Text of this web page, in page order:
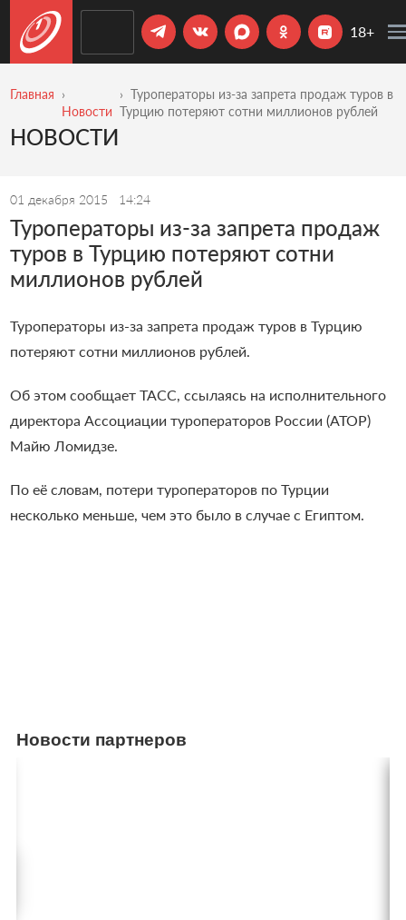
18+
Главная
Новости
Туроператоры из-за запрета продаж туров в
Турцию потеряют сотни миллионов рублей
НОВОСТИ
01 декабря 2015 14:24
Туроператоры из-за запрета продаж
туров в Турцию потеряют сотни
миллионов рублей
Туроператоры из-за запрета продаж туров в Турцию
потеряют сотни миллионов рублей.
Об этом сообщает ТАСС, ссылаясь на исполнительного
директора Ассоциации туроператоров России (АТОР)
Майю Ломидзе.
По её словам, потери туроператоров по Турции
несколько меньше, чем это было в случае с Египтом.
Новости партнеров